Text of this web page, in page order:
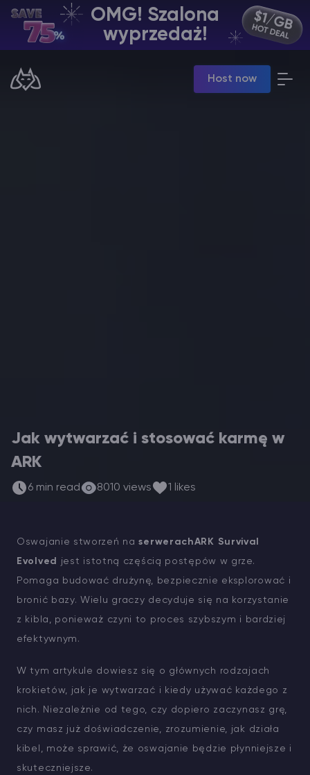
OMG! Szalona
wyprzedaż!
Host now
PL | USD
Manage your servers & payments
Jak wytwarzać i stosować karmę w
ARK
6 min read 8010 views 1 likes
Oswajanie stworzeń naserwerachARK Survival
Evolved
jest istotną częścią postępów w grze.
Pomaga budować drużynę, bezpiecznie eksplorować i
bronić bazy. Wielu graczy decyduje się na korzystanie
z kibla, ponieważ czyni to proces szybszym i bardziej
efektywnym.
W tym artykule dowiesz się o głównych rodzajach
krokietów, jak je wytwarzać i kiedy używać każdego z
nich. Niezależnie od tego, czy dopiero zaczynasz grę,
czy masz już doświadczenie, zrozumienie, jak działa
kibel, może sprawić, że oswajanie będzie płynniejsze i
skuteczniejsze.